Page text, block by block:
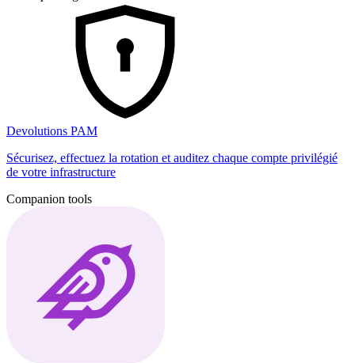
Devolutions PAM
Sécurisez, effectuez la rotation et auditez chaque compte privilégié
de votre infrastructure
Companion tools